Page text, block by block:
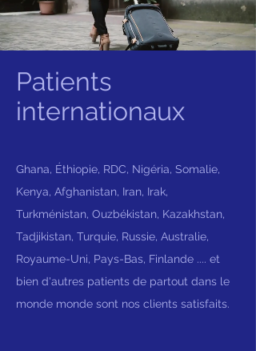
Patients
internationaux
Ghana, Éthiopie, RDC, Nigéria, Somalie,
Kenya, Afghanistan, Iran, Irak,
Turkménistan, Ouzbékistan, Kazakhstan,
Tadjikistan, Turquie, Russie, Australie,
Royaume-Uni, Pays-Bas, Finlande .... et
bien d'autres patients de partout dans le
monde monde sont nos clients satisfaits.